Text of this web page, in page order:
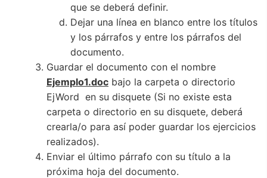
que se deberá definir.
Dejar una línea en blanco entre los títulos
y los párrafos y entre los párrafos del
documento.
Guardar el documento con el nombre
Ejemplo1.doc bajo la carpeta o directorio
EjWord en su disquete (Si no existe esta
carpeta o directorio en su disquete, deberá
crearla/o para así poder guardar los ejercicios
realizados).
Enviar el último párrafo con su título a la
próxima hoja del documento.